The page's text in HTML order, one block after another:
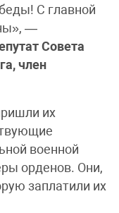
С главной
—
Совета
член
их
военной
орденов. Они,
заплатили их